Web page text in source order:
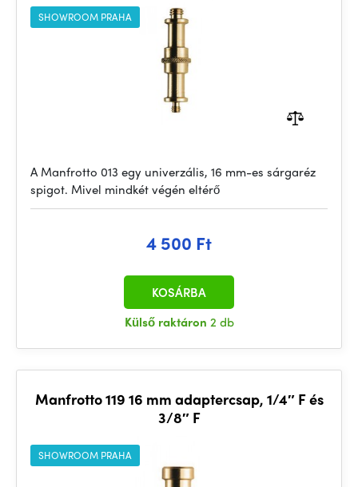
SHOWROOM PRAHA
A Manfrotto 013 egy univerzális, 16 mm-es sárgaréz
spigot. Mivel mindkét végén eltérő
4 500 Ft
Külső raktáron 2 db
KOSÁRBA
Manfrotto 119 16 mm adaptercsap, 1/4″ F és
3/8″ F
SHOWROOM PRAHA